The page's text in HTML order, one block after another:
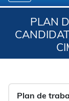
PLAN
Plan de